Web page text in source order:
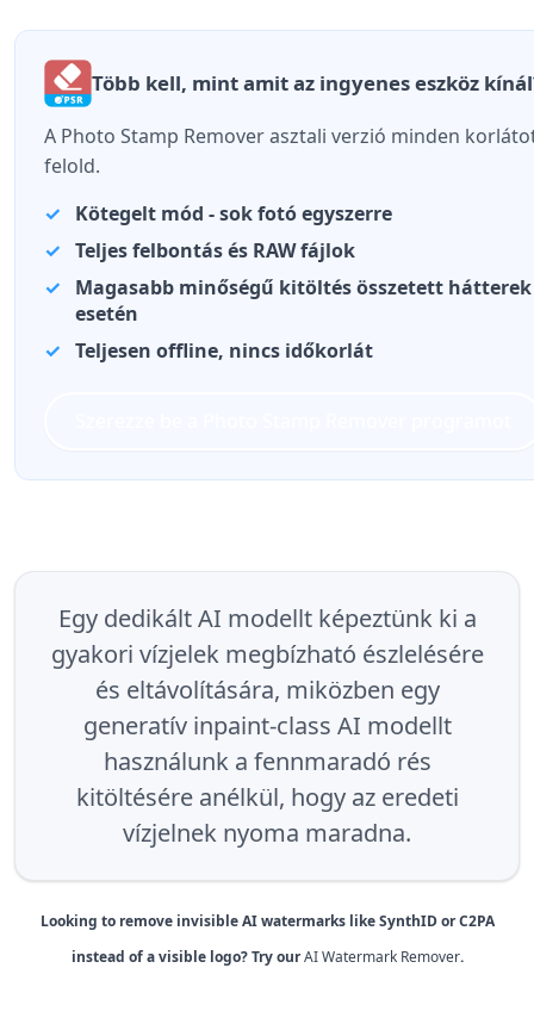
Több kell, mint amit az ingyenes eszköz
A Photo Stamp Remover asztali verzió minden
felold.
Kötegelt mód - sok fotó egyszerre
Teljes felbontás és RAW fájlok
Magasabb minőségű kitöltés összetett hátterek
esetén
Teljesen offline, nincs időkorlát
Egy dedikált AI modellt képeztünk ki a
gyakori vízjelek megbízható észlelésére
és eltávolítására, miközben egy
generatív inpaint-class AI modellt
használunk a fennmaradó rés
kitöltésére anélkül, hogy az eredeti
vízjelnek nyoma maradna.
Looking to remove invisible AI watermarks like SynthID or C2PA
instead of a visible logo? Try ourAI Watermark Remover.